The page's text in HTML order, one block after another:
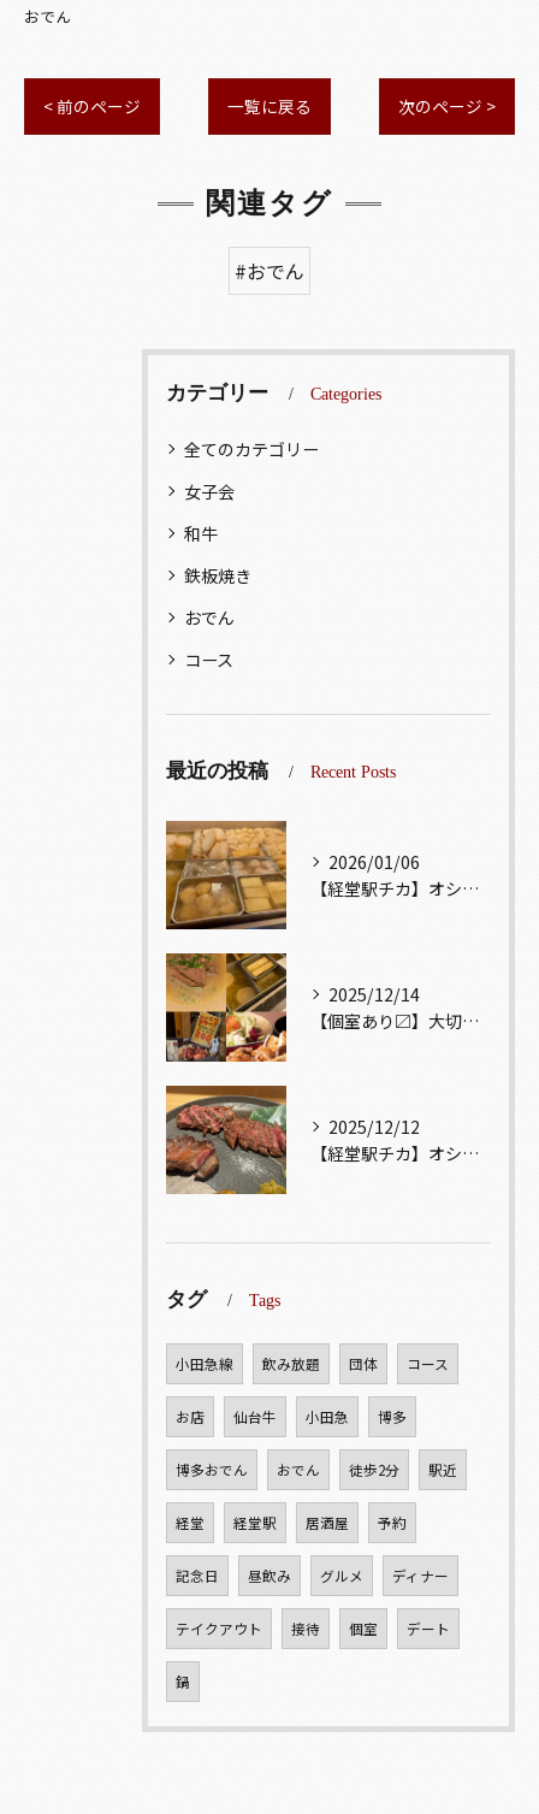
おでん
< 前のページ 一覧に戻る 次のページ >
関連タグ
#おでん
カテゴリー Categories
全てのカテゴリー
女子会
和牛
鉄板焼き
おでん
コース
最近の投稿 Recent Posts
2026/01/06
【経堂駅チカ】オシャレ居酒屋🏮出汁が美味しいおでんがオススメ...
2025/12/14
【個室あり〼】大切な記念日、お祝い事でのご来店ぜひお待ちして...
2025/12/12
【経堂駅チカ】オシャレ居酒屋🏮自慢のお肉が楽しめる🐃お得なコ...
タグ Tags
小田急線 飲み放題 団体 コース
お店 仙台牛 小田急 博多
博多おでん おでん 徒歩2分 駅近
経堂 経堂駅 居酒屋 予約
記念日 昼飲み グルメ ディナー
テイクアウト 接待 個室 デート
鍋